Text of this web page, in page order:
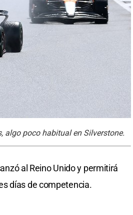
algo poco habitual en Silverstone.
al Reino Unido y permitirá
días de competencia.